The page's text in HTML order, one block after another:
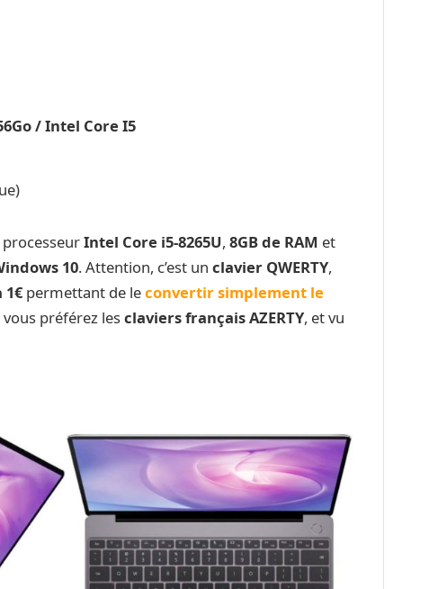
/ Intel Core I5
Intel Core i5-8265U, 8GB de RAM et
10. Attention, c’est un clavier QWERTY,
1€permettant de leconvertir simplement le
vous préférez lesclaviers français AZERTY, et vu